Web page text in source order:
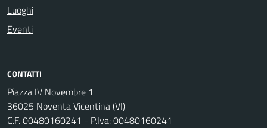
Luoghi
Eventi
CONTATTI
Piazza IV Novembre 1
36025 Noventa Vicentina (VI)
C.F. 00480160241 - P.Iva: 00480160241